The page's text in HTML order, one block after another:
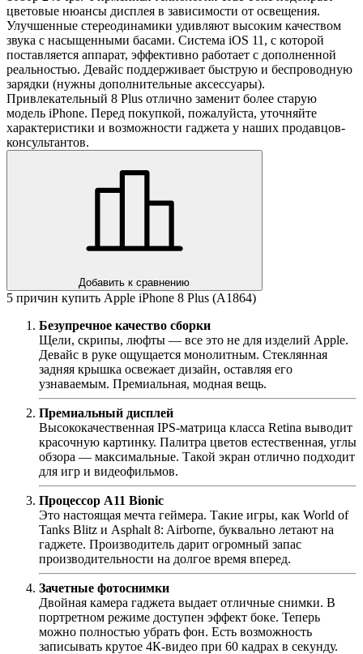
цветовые нюансы дисплея в зависимости от освещения.
Улучшенные стереодинамики удивляют высоким качеством
звука с насыщенными басами. Система iOS 11, с которой
поставляется аппарат, эффективно работает с дополненной
реальностью. Девайс поддерживает быструю и беспроводную
зарядки (нужны дополнительные аксессуары).
Привлекательный 8 Plus отлично заменит более старую
модель iPhone. Перед покупкой, пожалуйста, уточняйте
характеристики и возможности гаджета у наших продавцов-
консультантов.
Добавить к сравнению
5 причин купить Apple iPhone 8 Plus (A1864)
Безупречное качество сборки
Щели, скрипы, люфты — все это не для изделий Apple.
Девайс в руке ощущается монолитным. Стеклянная
задняя крышка освежает дизайн, оставляя его
узнаваемым. Премиальная, модная вещь.
Премиальный дисплей
Высококачественная IPS-матрица класса Retina выводит
красочную картинку. Палитра цветов естественная, углы
обзора — максимальные. Такой экран отлично подходит
для игр и видеофильмов.
Процессор A11 Bionic
Это настоящая мечта геймера. Такие игры, как World of
Tanks Blitz и Asphalt 8: Airborne, буквально летают на
гаджете. Производитель дарит огромный запас
производительности на долгое время вперед.
Зачетные фотоснимки
Двойная камера гаджета выдает отличные снимки. В
портретном режиме доступен эффект боке. Теперь
можно полностью убрать фон. Есть возможность
записывать крутое 4К-видео при 60 кадрах в секунду.